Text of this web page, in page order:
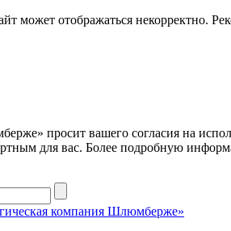
может отображаться некорректно.
просит вашего согласия на
для вас. Более подробную